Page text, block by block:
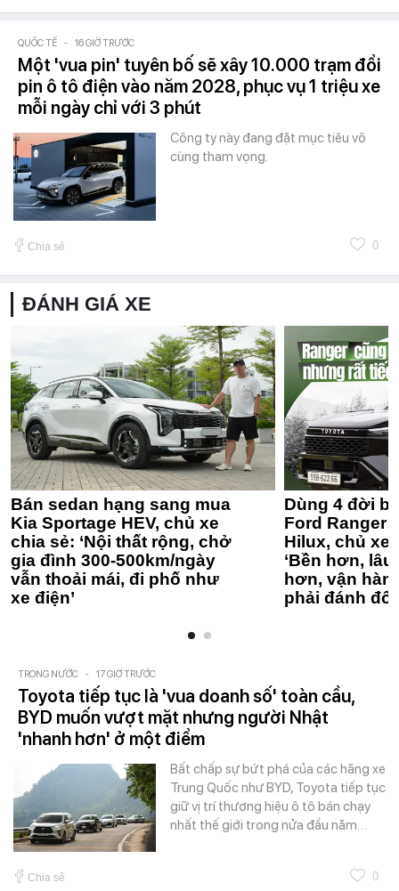
QUỐC TẾ - 16 GIỜ TRƯỚC
Một 'vua pin' tuyên bố sẽ xây 10.000 trạm đổi
pin ô tô điện vào năm 2028, phục vụ 1 triệu xe
mỗi ngày chỉ với 3 phút
Công ty này đang đặt mục tiêu vô
cùng tham vọng.
Chia sẻ 0
ĐÁNH GIÁ XE
Bán sedan hạng sang mua
Kia Sportage HEV, chủ xe
chia sẻ: ‘Nội thất rộng, chở
gia đình 300-500km/ngày
vẫn thoải mái, đi phố như
xe điện’
Dùng 4 đời
Ford Ranger
Hilux, chủ xe
‘Bền hơn,
hơn, vận
phải đánh
TRONG NƯỚC - 17 GIỜ TRƯỚC
Toyota tiếp tục là 'vua doanh số' toàn cầu,
BYD muốn vượt mặt nhưng người Nhật
'nhanh hơn' ở một điểm
Bất chấp sự bứt phá của các hãng xe
Trung Quốc như BYD, Toyota tiếp tục
giữ vị trí thương hiệu ô tô bán chạy
nhất thế giới trong nửa đầu năm…
Chia sẻ 0